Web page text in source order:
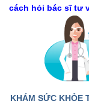
cách hỏi bác sĩ tư
​KHÁM SỨC KHỎE